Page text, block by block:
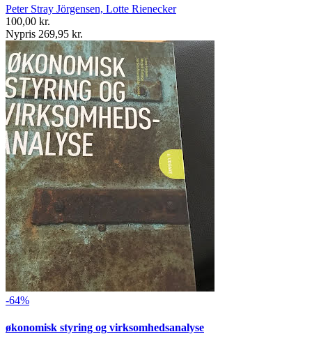
Peter Stray Jörgensen, Lotte Rienecker
100,00 kr.
Nypris 269,95 kr.
-64%
økonomisk styring og virksomhedsanalyse